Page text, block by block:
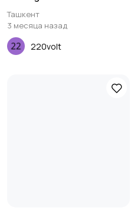
Ташкент
3 месяца назад
220volt